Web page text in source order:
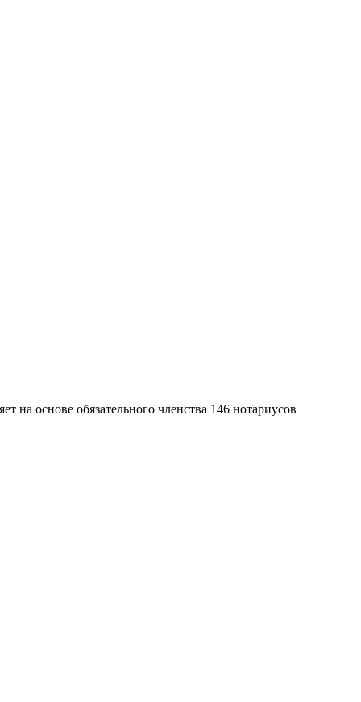
на основе обязательного членства 146 нотариусов